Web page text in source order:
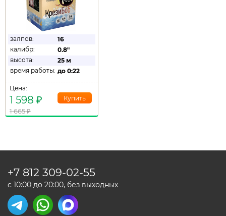
залпов:
16
калибр:
0.8"
высота:
25 м
время работы: до 0:22
Цена:
1 598 ₽
1 665₽
+7 812 309-02-55
с 10:00 до 20:00, без выходных